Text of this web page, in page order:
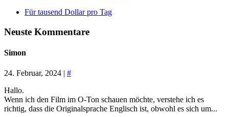
Für tausend Dollar pro Tag
Neuste Kommentare
Simon
24. Februar, 2024 | #
Hallo.
Wenn ich den Film im O-Ton schauen möchte, verstehe ich es
richtig, dass die Originalsprache Englisch ist, obwohl es sich um...